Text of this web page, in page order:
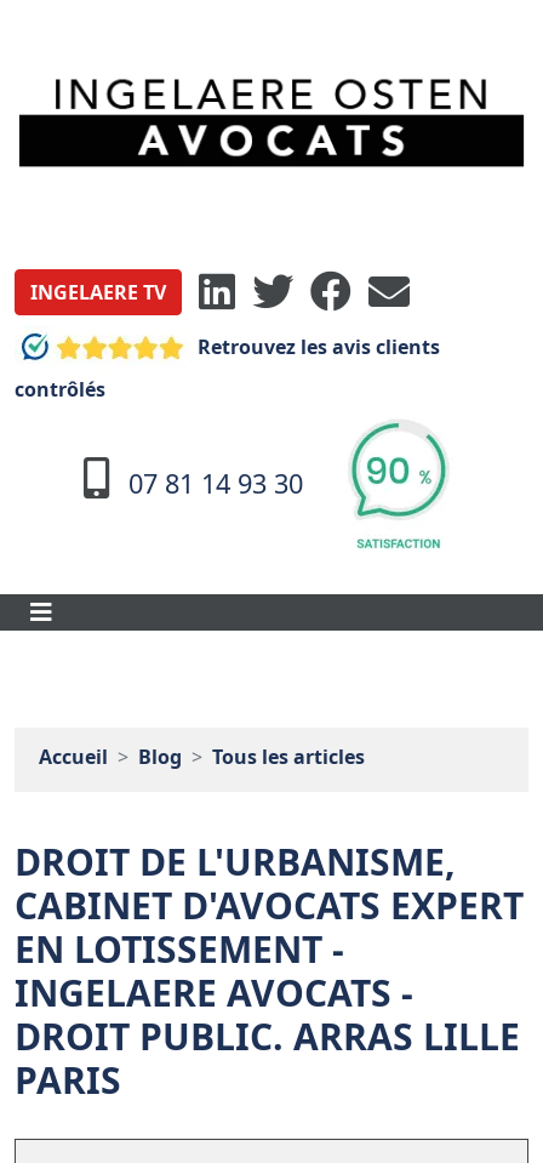
INGELAERE TV
Retrouvez les avis clients
contrôlés
07 81 14 93 30
Accueil Blog Tous les articles
DROIT DE L'URBANISME,
CABINET D'AVOCATS EXPERT
EN LOTISSEMENT -
INGELAERE AVOCATS -
DROIT PUBLIC. ARRAS LILLE
PARIS